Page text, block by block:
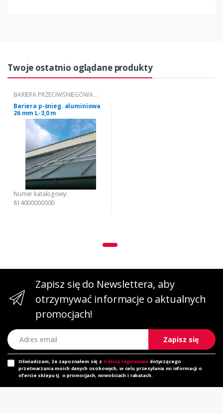
Twoje ostatnio oglądane produkty
BARIERA PRZECIWŚNIEGOWA
ALUMINIOWA
Bariera p-śnieg. aluminiowa
26 mm L-3,0 m
Numer katalogowy:
814000000000
Zapisz się do Newslettera, aby
otrzymywać informacje o aktualnych
promocjach!
Adres email
Zapisz się
Oświadczam, że zapoznałem się z treścią regulaminu dotyczącego
przetwarzania moich danych osobowych, w celu przesyłania mi informacji o
ofercie sklepu tj. o promocjach, nowościach i rabatach.